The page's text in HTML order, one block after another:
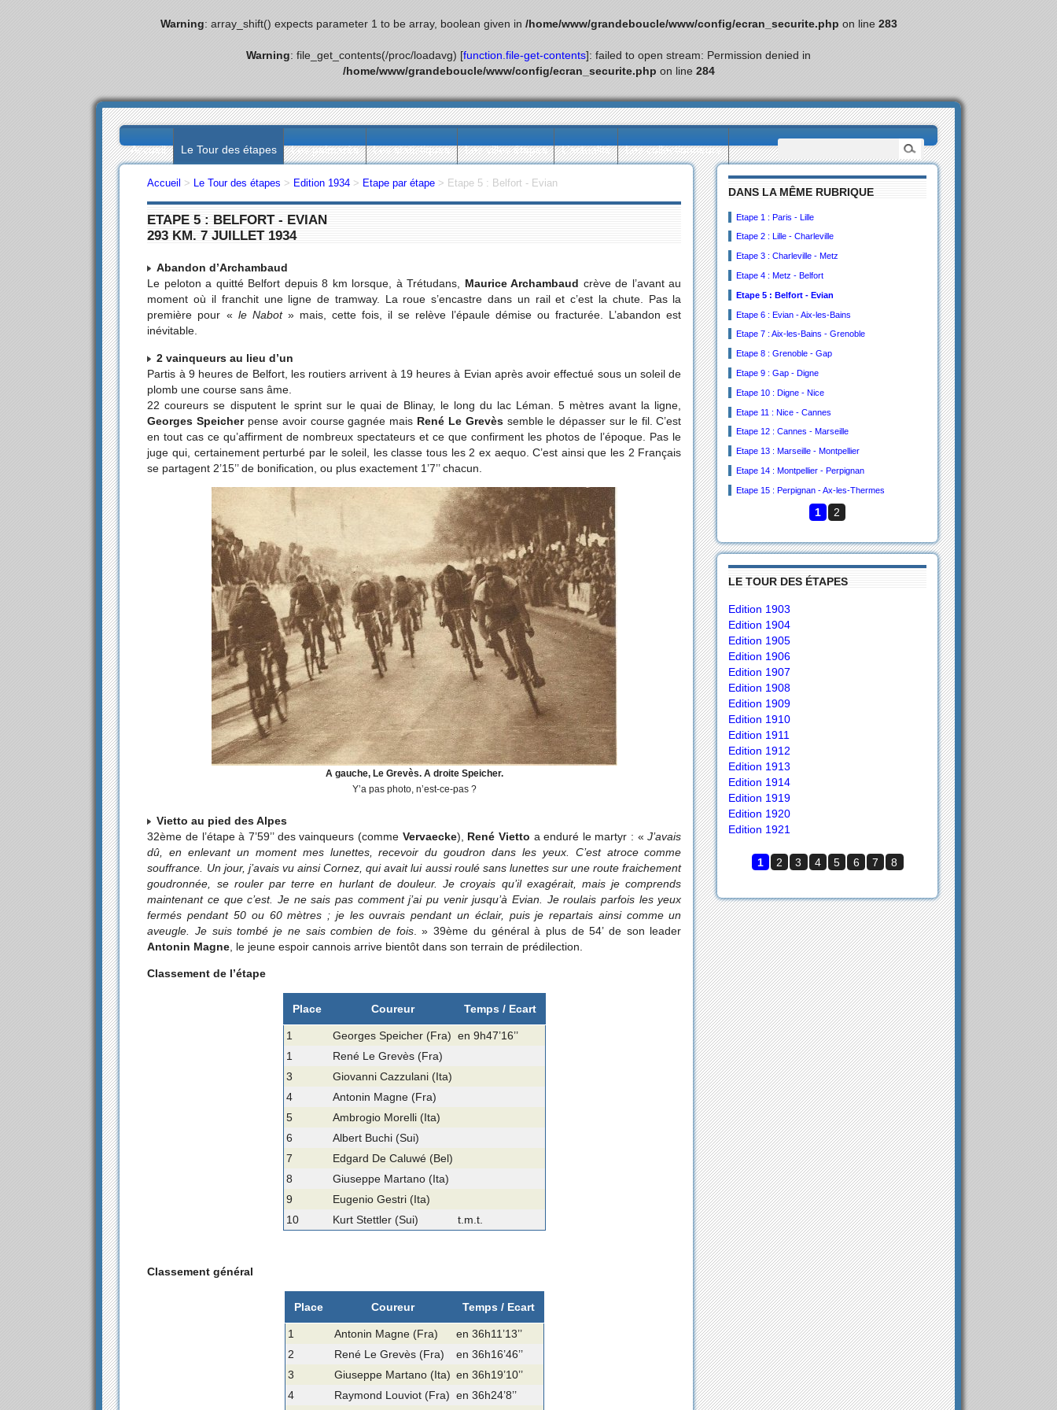
Warning: array_shift() expects parameter 1 to be array, boolean given in /home/www/grandeboucle/www/config/ecran_securite.php on line 283
Warning: file_get_contents(/proc/loadavg) [function.file-get-contents]: failed to open stream: Permission denied in
/home/www/grandeboucle/www/config/ecran_securite.php on line 284
Accueil Le Tour des étapes Les palmarès Les statistiques Les villes étapes L’actualité Les collectionneurs
DANS LA MÊME RUBRIQUE
Etape 1 : Paris - Lille
Etape 2 : Lille - Charleville
Etape 3 : Charleville - Metz
Etape 4 : Metz - Belfort
Etape 5 : Belfort - Evian
Etape 6 : Evian - Aix-les-Bains
Etape 7 : Aix-les-Bains - Grenoble
Etape 8 : Grenoble - Gap
Etape 9 : Gap - Digne
Etape 10 : Digne - Nice
Etape 11 : Nice - Cannes
Etape 12 : Cannes - Marseille
Etape 13 : Marseille - Montpellier
Etape 14 : Montpellier - Perpignan
Etape 15 : Perpignan - Ax-les-Thermes
1 2
LE TOUR DES ÉTAPES
Edition 1903
Edition 1904
Edition 1905
Edition 1906
Edition 1907
Edition 1908
Edition 1909
Edition 1910
Edition 1911
Edition 1912
Edition 1913
Edition 1914
Edition 1919
Edition 1920
Edition 1921
1 2 3 4 5 6 7 8
Accueil > Le Tour des étapes > Edition 1934 > Etape par étape > Etape 5 : Belfort - Evian
ETAPE 5 : BELFORT - EVIAN
293 KM. 7 JUILLET 1934
Abandon d’Archambaud
Le peloton a quitté Belfort depuis 8 km lorsque, à Trétudans, Maurice Archambaud crève de l’avant au
moment où il franchit une ligne de tramway. La roue s’encastre dans un rail et c’est la chute. Pas la
première pour « le Nabot» mais, cette fois, il se relève l’épaule démise ou fracturée. L’abandon est
inévitable.
2 vainqueurs au lieu d’un
Partis à 9 heures de Belfort, les routiers arrivent à 19 heures à Evian après avoir effectué sous un soleil de
plomb une course sans âme.
22 coureurs se disputent le sprint sur le quai de Blinay, le long du lac Léman. 5 mètres avant la ligne,
Georges Speicherpense avoir course gagnée mais René Le Grevèssemble le dépasser sur le fil. C’est
en tout cas ce qu’affirment de nombreux spectateurs et ce que confirment les photos de l’époque. Pas le
juge qui, certainement perturbé par le soleil, les classe tous les 2 ex aequo. C’est ainsi que les 2 Français
se partagent 2’15’’ de bonification, ou plus exactement 1’7’’ chacun.
A gauche, Le Grevès. A droite Speicher.
Y’a pas photo, n’est-ce-pas ?
Vietto au pied des Alpes
32ème de l’étape à 7’59’’ des vainqueurs (comme Vervaecke), René Vietto a enduré le martyr : «J’avais
dû, en enlevant un moment mes lunettes, recevoir du goudron dans les yeux. C’est atroce comme
souffrance. Un jour, j’avais vu ainsi Cornez, qui avait lui aussi roulé sans lunettes sur une route fraichement
goudronnée, se rouler par terre en hurlant de douleur. Je croyais qu’il exagérait, mais je comprends
maintenant ce que c’est. Je ne sais pas comment j’ai pu venir jusqu’à Evian. Je roulais parfois les yeux
fermés pendant 50 ou 60 mètres ; je les ouvrais pendant un éclair, puis je repartais ainsi comme un
aveugle. Je suis tombé je ne sais combien de fois. » 39ème du général à plus de 54’ de son leader
Antonin Magne , le jeune espoir cannois arrive bientôt dans son terrain de prédilection.
Classement de l’étape
Place Coureur Temps / Ecart
1 Georges Speicher (Fra) en 9h47’16’’
1
René Le Grevès (Fra)
3
Giovanni Cazzulani (Ita)
4
Antonin Magne (Fra)
5
Ambrogio Morelli (Ita)
6
Albert Buchi (Sui)
7
Edgard De Caluwé (Bel)
8
Giuseppe Martano (Ita)
9
Eugenio Gestri (Ita)
10
Kurt Stettler (Sui) t.m.t.
Classement général
Place Coureur Temps / Ecart
1 Antonin Magne (Fra)
en 36h11’13’’
2
René Le Grevès (Fra)
en 36h16’46’’
3
Giuseppe Martano (Ita) en 36h19’10’’
4
Raymond Louviot (Fra) en 36h24’8’’